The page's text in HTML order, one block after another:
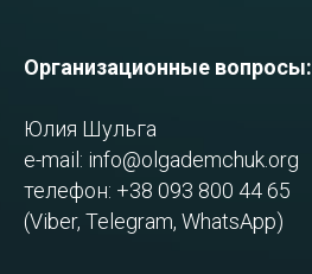
Организационные вопросы:
Юлия Шульга
e-mail: info@olgademchuk.org
телефон: +38 093 800 44 65
(Viber, Telegram, WhatsApp)